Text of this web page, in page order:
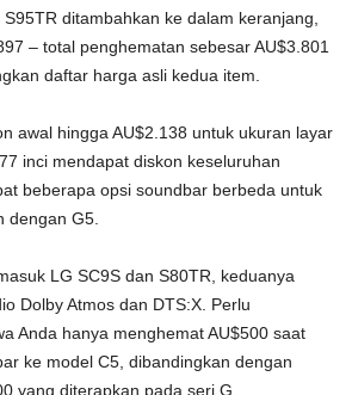
ditambahkan ke dalam keranjang,
– total penghematan sebesar AU$3.801
daftar harga asli kedua item.
awal hingga AU$2.138 untuk ukuran layar
inci mendapat diskon keseluruhan
beberapa opsi soundbar berbeda untuk
dengan G5.
LG SC9S dan S80TR, keduanya
Dolby Atmos dan DTS:X. Perlu
Anda hanya menghemat AU$500 saat
ke model C5, dibandingkan dengan
yang diterapkan pada seri G.